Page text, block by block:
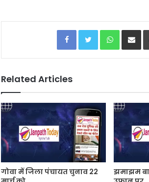
Facebook Twitter WhatsApp
Related Articles
गोवा में जिला पंचायत चुनाव 22
झमाझम